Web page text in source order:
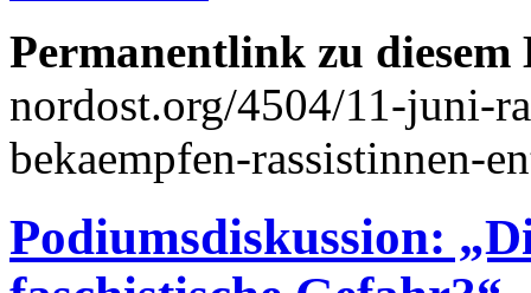
Permanentlink zu
nordost.org/4504/11-juni-
bekaempfen-rassistinnen-
Podiumsdiskussion: